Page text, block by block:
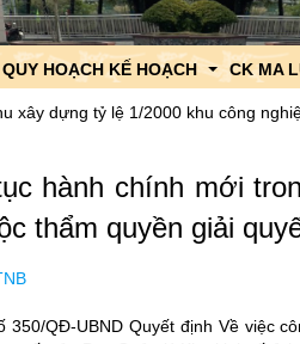
tư
tư
QUY HOẠCH KẾ HOẠCH
Khu Kinh tế CK Ma Lù Thàng
Quy hoạch chung xây
Quy hoạch khu chức
Quy hoạch, kế hoạch
Khu Công nghiệp Mường So
Quy hoạch chức năng
CK MA
Chính
Thông
lệ 1/2000 khu công nghiệp mường
hành chính mới
thẩm quyền giải
QĐ-UBND Quyết định Về